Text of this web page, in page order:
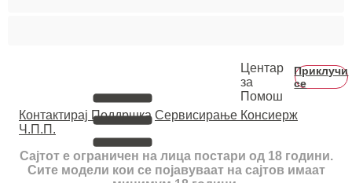
Центар
за
Помош
Приклучи
се
Контактирај Поддршка Сервисирање Консиерж
Ч.П.П.
Сајтот е ограничен на лица постари од 18 години.
Сите модели кои се појавуваат на сајтов имаат